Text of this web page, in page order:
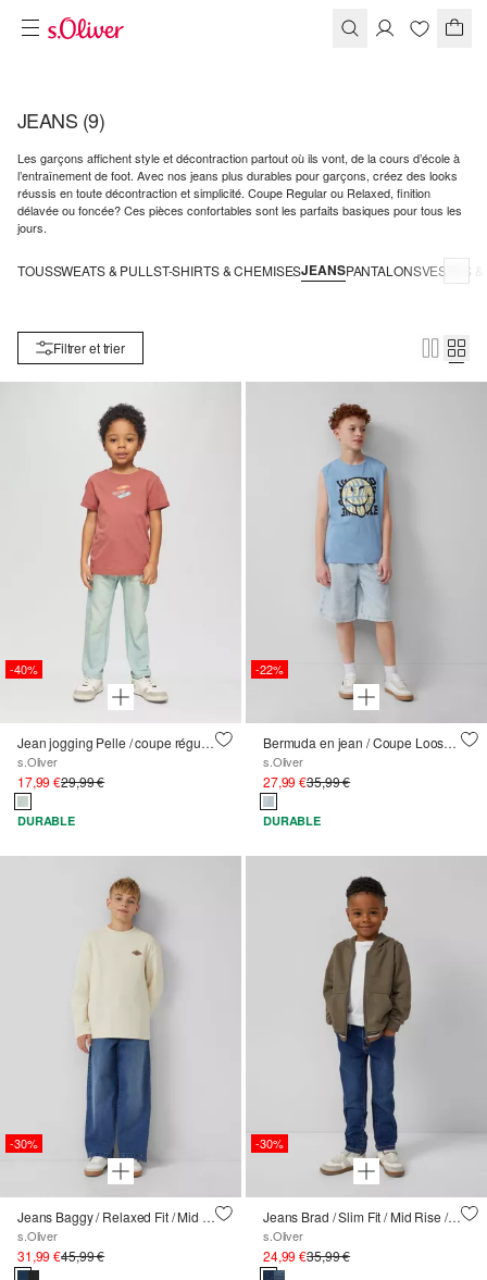
JEANS (9)
Les garçons affichent style et décontraction partout où ils vont, de la cours d’école à
l’entraînement de foot. Avec nos jeans plus durables pour garçons, créez des looks
réussis en toute décontraction et simplicité. Coupe Regular ou Relaxed, finition
délavée ou foncée? Ces pièces confortables sont les parfaits basiques pour tous les
jours.
TOUSSWEATS & PULLST-SHIRTS & CHEMISESJEANSPANTALONSVESTES &
Filtrer et trier
-40%
Jean jogging Pelle / coupe régulière / taille moyenne / jambe droite / effet usé
s.Oliver
17,99 €29,99 €
DURABLE
-22%
Bermuda en jean / Coupe Loose Fit / Taille basse / Wide Leg
s.Oliver
27,99 €35,99 €
DURABLE
-30%
Jeans Baggy / Relaxed Fit / Mid Rise / Wide Leg / soft &amp; warm
s.Oliver
31,99 €45,99 €
-30%
Jeans Brad / Slim Fit / Mid Rise / Slim Leg / Réglage de la largeur à l'intérieur / soft &amp; warm inside
s.Oliver
24,99 €35,99 €